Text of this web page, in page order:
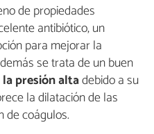
de propiedades
antibiótico, un
para mejorar la
se trata de un buen
presión altadebido a su
la dilatación de las
de coágulos.